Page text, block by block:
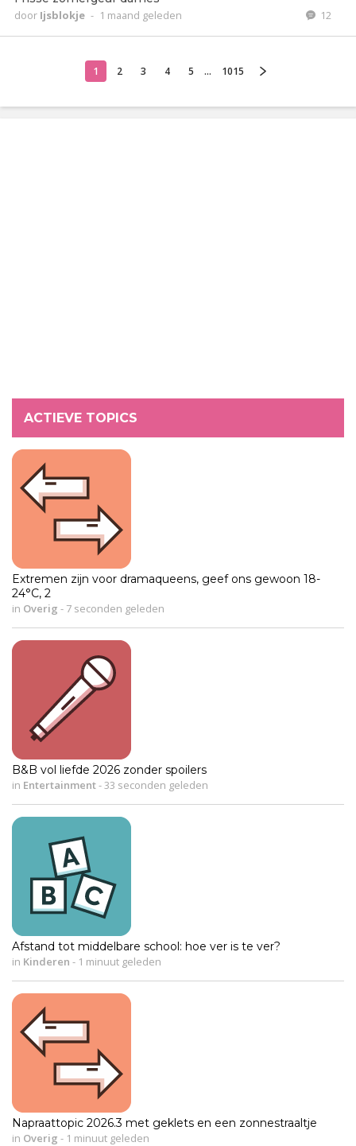
door Ijsblokje - 1 maand geleden 12
1 2 3 4 5 ... 1015
ACTIEVE TOPICS
Extremen zijn voor dramaqueens, geef ons gewoon 18-
24°C, 2
in Overig - 7 seconden geleden
B&B vol liefde 2026 zonder spoilers
in Entertainment- 33 seconden geleden
Afstand tot middelbare school: hoe ver is te ver?
in Kinderen - 1 minuut geleden
Napraattopic 2026.3 met geklets en een zonnestraaltje
in Overig - 1 minuut geleden